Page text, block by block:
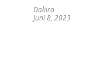
Dakira
Juni 8, 2023